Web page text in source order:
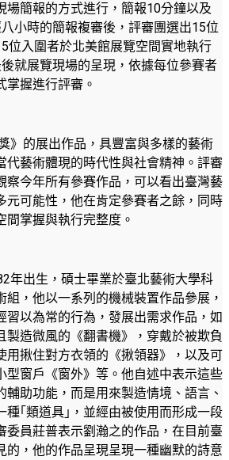
場簡報的方式進行，簡報10分鐘以及
小時的簡報複審後，評審團選出15位
位入圍者於北美館展覽空間實地執行
就展覽現場的呈現，依據每位參賽者
掌握進行評審。
》的展出作品，具豐富與多樣的藝術
代藝術體現的時代性與社會精神。評審
察今年所有參賽作品，可以看出臺灣藝
元可能性，他在肯定參賽者之餘，同時
掌握與執行完整度。
年出生，碩士畢業於臺北藝術大學科
組，他以一系列的機械裝置作品參展，
習以為常的行為，發展出需求作品，如
製造微風的《翻書機》，穿戴於被欺負
用揪住對方衣領的《揪領器》，以及可
型窗戶《窗外》等。他自述中表示這些
輔助功能，而是用來製造情境、語言、
種｢類道具｣，並經由被使用而形成一段
委員莊普表示劉瀚之的作品，在目前臺
的，他的作品呈現呈現一種幽默的詩意